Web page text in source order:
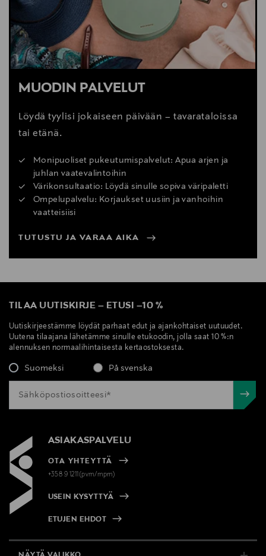
MUODIN PALVELUT
Löydä tyylisi jokaiseen päivään – tavarataloissa
tai etänä.
Monipuoliset pukeutumispalvelut: Apua arjen ja
juhlan vaatevalintoihin
Värikonsultaatio: Löydä sinulle sopiva väripaletti
Ompelupalvelu: Korjaukset uusiin ja vanhoihin
vaatteisiisi
TUTUSTU JA VARAA AIKA
TILAA UUTISKIRJE – ETUSI –10 %
Uutiskirjeestämme löydät parhaat edut ja ajankohtaiset uutuudet.
Uutena tilaajana lähetämme sinulle etukoodin, jolla saat 10 %:n
alennuksen normaalihintaisesta kertaostoksesta.
Suomeksi På svenska
ASIAKASPALVELU
OTA YHTEYTTÄ
+358 9 1211(pvm/mpm)
USEIN KYSYTTYÄ
ETUJEN EHDOT